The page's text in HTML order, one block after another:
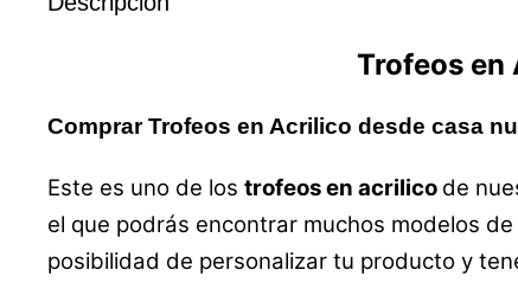
Trofeos en
Comprar Trofeos en Acrilico desde casa
Este es uno de los trofeos en acrilico de
el que podrás encontrar muchos modelos de
posibilidad de personalizar tu producto y